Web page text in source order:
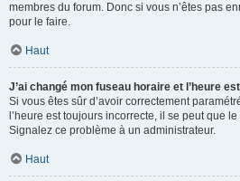
membres du forum. Donc si vous n’êtes pas
pour le faire.
Haut
J’ai changé mon fuseau horaire et l’heure
Si vous êtes sûr d’avoir correctement
l’heure est toujours incorrecte, il se peut que
Signalez ce problème à un administrateur.
Haut